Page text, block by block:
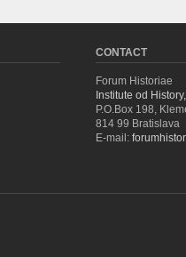
CONTACT
Forum Historiae
Institute od
P.O.Box 198,
814 99 Bratislava
E-mail: